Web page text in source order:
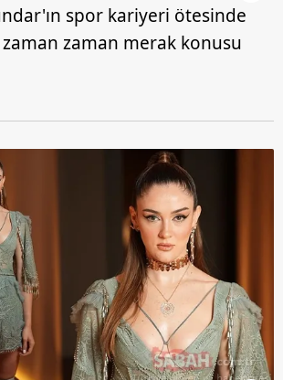
spor kariyeri ötesinde
zaman zaman merak konusu